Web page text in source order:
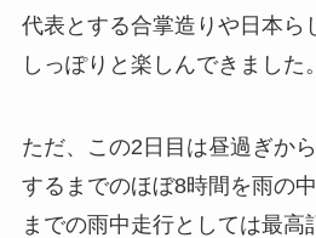
代表とする合掌造りや日本ら
しっぽりと楽しんできました。
ただ、この2日目は昼過ぎか
するまでのほぼ8時間を雨の
までの雨中走行としては最高